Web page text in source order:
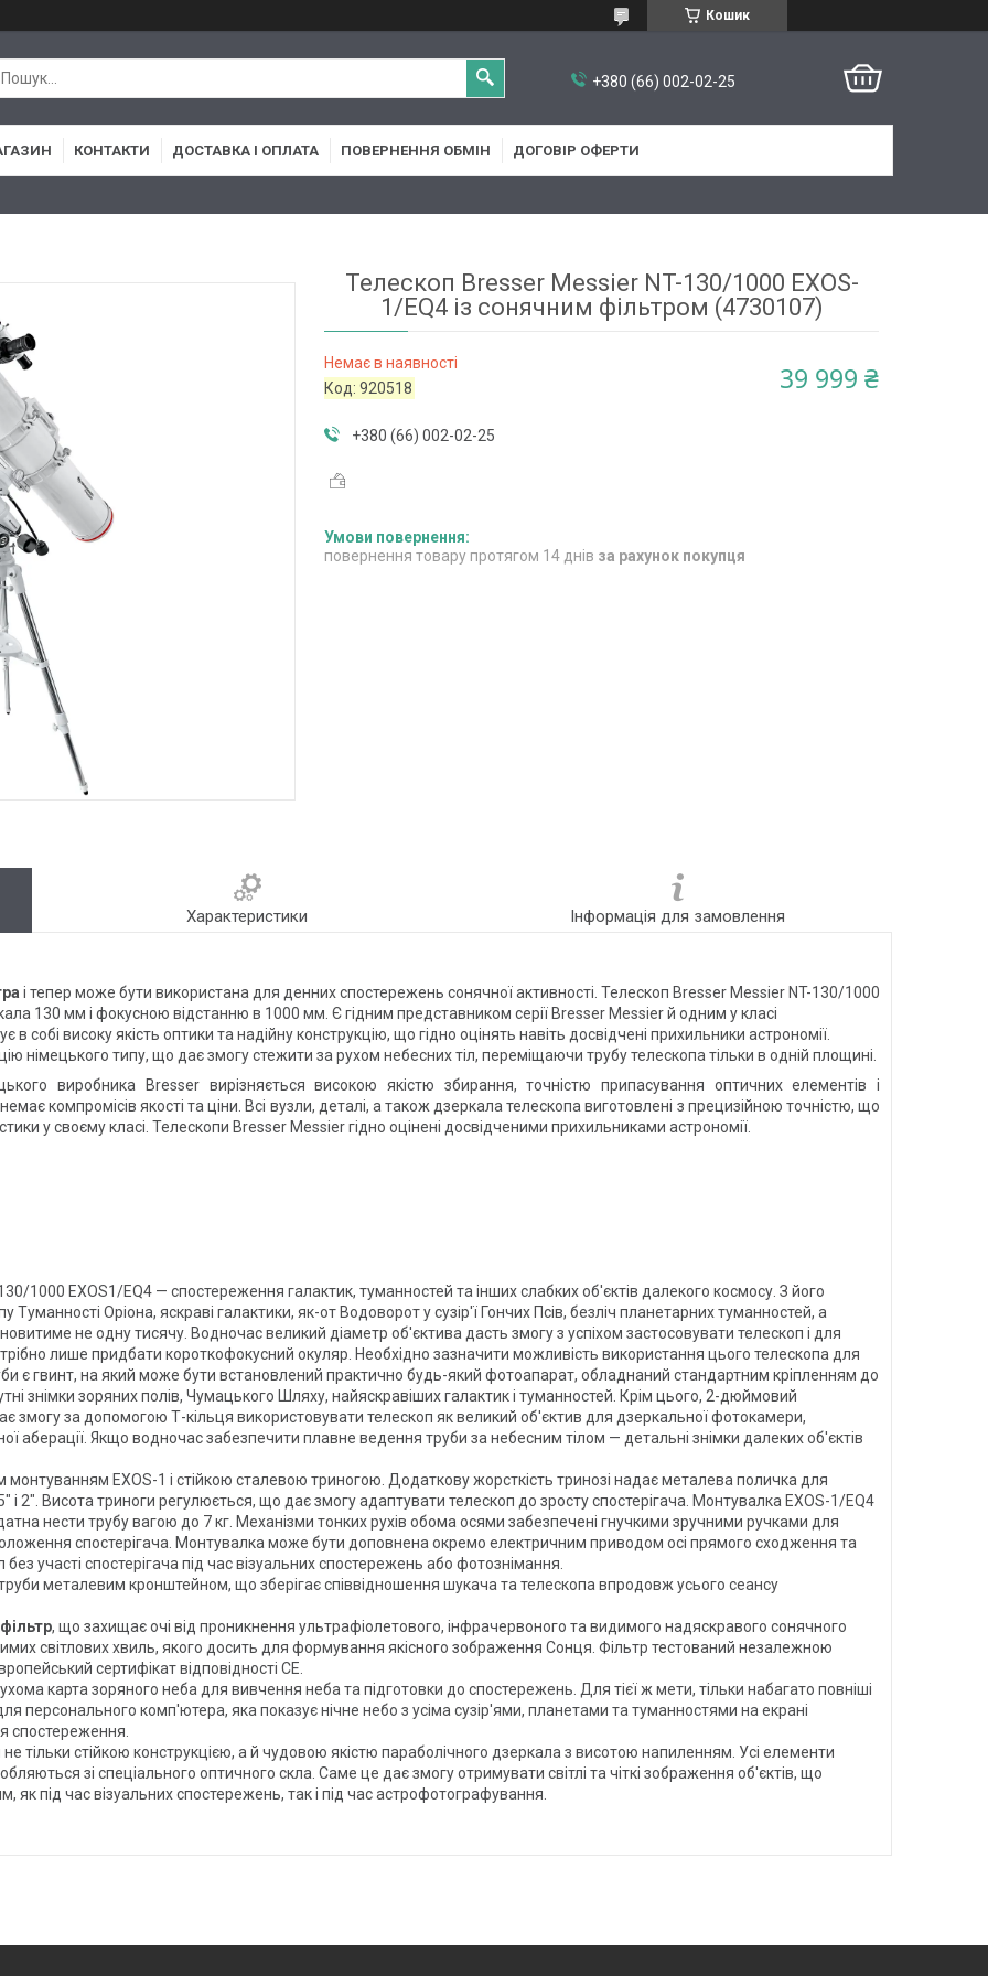
Кошик
+380 (66) 002-02-25
КОНТАКТИ ДОСТАВКА І ОПЛАТА ПОВЕРНЕННЯ ОБМІН ДОГОВІР ОФЕРТИ
Телескоп Bresser Messier NT-130/1000 EXOS-
1/EQ4 із сонячним фільтром (4730107)
Немає в наявності
Код:920518 39 999 ₴
+380 (66) 002-02-25
повернення товару протягом 14 днів за рахунок покупця
Характеристики Інформація для замовлення
і тепер може бути використана для денних спостережень сонячної активності. Телескоп Bresser Messier NT-130/1000
130 мм і фокусною відстанню в 1000 мм. Є гідним представником серії Bresser Messier й одним у класі
собі високу якість оптики та надійну конструкцію, що гідно оцінять навіть досвідчені прихильники астрономії.
німецького типу, що дає змогу стежити за рухом небесних тіл, переміщаючи трубу телескопа тільки в одній площині.
виробника Bresser вирізняється високою якістю збирання, точністю припасування оптичних елементів і
компромісів якості та ціни. Всі вузли, деталі, а також дзеркала телескопа виготовлені з прецизійною точністю, що
у своєму класі. Телескопи Bresser Messier гідно оцінені досвідченими прихильниками астрономії.
1000 EXOS1/EQ4 — спостереження галактик, туманностей та інших слабких об'єктів далекого космосу. З його
Оріона, яскраві галактики, як-от Водоворот у сузір'ї Гончих Псів, безліч планетарних туманностей, а
не одну тисячу. Водночас великий діаметр об'єктива дасть змогу з успіхом застосовувати телескоп і для
лише придбати короткофокусний окуляр. Необхідно зазначити можливість використання цього телескопа для
є гвинт, на який може бути встановлений практично будь-який фотоапарат, обладнаний стандартним кріпленням до
знімки зоряних полів, Чумацького Шляху, найяскравіших галактик і туманностей. Крім цього, 2-дюймовий
змогу за допомогою Т-кільця використовувати телескоп як великий об'єктив для дзеркальної фотокамери,
аберації. Якщо водночас забезпечити плавне ведення труби за небесним тілом — детальні знімки далеких об'єктів
EXOS-1 і стійкою сталевою триногою. Додаткову жорсткість тринозі надає металева поличка для
2". Висота триноги регулюється, що дає змогу адаптувати телескоп до зросту спостерігача. Монтувалка EXOS-1/EQ4
нести трубу вагою до 7 кг. Механізми тонких рухів обома осями забезпечені гнучкими зручними ручками для
спостерігача. Монтувалка може бути доповнена окремо електричним приводом осі прямого сходження та
участі спостерігача під час візуальних спостережень або фотознімання.
металевим кронштейном, що зберігає співвідношення шукача та телескопа впродовж усього сеансу
, що захищає очі від проникнення ультрафіолетового, інфрачервоного та видимого надяскравого сонячного
світлових хвиль, якого досить для формування якісного зображення Сонця. Фільтр тестований незалежною
сертифікат відповідності CE.
карта зоряного неба для вивчення неба та підготовки до спостережень. Для тієї ж мети, тільки набагато повніші
персонального комп'ютера, яка показує нічне небо з усіма сузір'ями, планетами та туманностями на екрані
спостереження.
тільки стійкою конструкцією, а й чудовою якістю параболічного дзеркала з висотою напиленням. Усі елементи
зі спеціального оптичного скла. Саме це дає змогу отримувати світлі та чіткі зображення об'єктів, що
під час візуальних спостережень, так і під час астрофотографування.